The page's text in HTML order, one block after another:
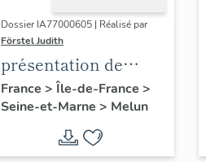
Dossier IA77000605 | Réalisé par
Förstel Judith
présentation de
l'étude du
patrimoine de Melun
France > Île-de-France >
Seine-et-Marne > Melun